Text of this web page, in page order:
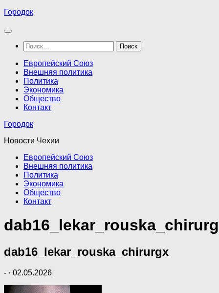
Перейти
содержимому
Городок
Найти:
Европейский Союз
Внешняя политика
Политика
Экономика
Общество
Контакт
Городок
Новости Чехии
Европейский Союз
Внешняя политика
Политика
Экономика
Общество
Контакт
dab16_lekar_rouska_chirurgx
- · 02.05.2026